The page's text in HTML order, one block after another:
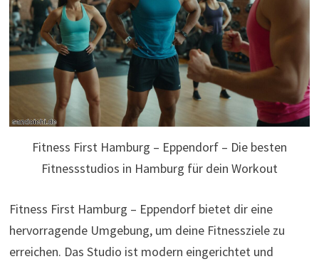
Fitness First Hamburg – Eppendorf – Die besten
Fitnessstudios in Hamburg für dein Workout
Fitness First Hamburg – Eppendorf bietet dir eine
hervorragende Umgebung, um deine Fitnessziele zu
erreichen. Das Studio ist modern eingerichtet und